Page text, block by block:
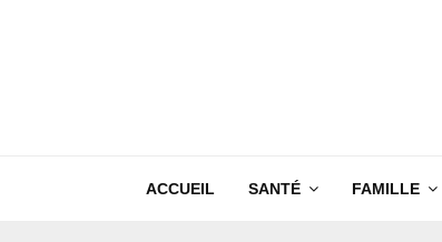
ACCUEIL SANTÉ FAMILLE